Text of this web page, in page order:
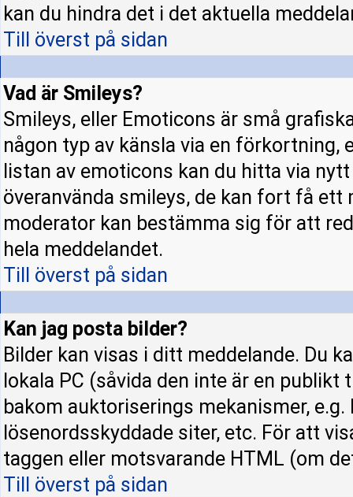
kan du hindra det i det aktuella
Till överst på sidan
Vad är Smileys?
Smileys, eller Emoticons är små
någon typ av känsla via en förkortning,
listan av emoticons kan du hitta via
överanvända smileys, de kan fort få
moderator kan bestämma sig för att
hela meddelandet.
Till överst på sidan
Kan jag posta bilder?
Bilder kan visas i ditt meddelande. Du
lokala PC (såvida den inte är en
bakom auktoriserings mekanismer,
lösenordsskyddade siter, etc. För att
taggen eller motsvarande HTML (om
Till överst på sidan